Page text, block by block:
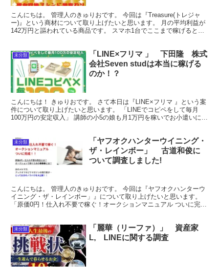
こんにちは。 管理人のきゅりおです。 今回は『Treasure(トレジャ
ー)』という商材について取り上げたいと思います。 月の平均利益が
142万円と謳われている商品です。 スマホ1台でここまで稼げるとす
未分類
「LINE×フリマ 」 下田隆 株式
会社Seven studは本当に稼げる
のか！？
こんにちは！ きゅりおです。 さて本日は『LINE×フリマ 』という案
件について取り上げたいと思います。 「LINEでコピペをして毎月
100万円の安定収入」 講師の小5の娘も月1万円を稼いでお小遣いにし
未分類
「ヤフオクハンターウイニング・
ザ・レインボー」 古道和俊に
ついて調査しました!
こんにちは。 管理人のきゅりおです。 今回は『ヤフオクハンターウ
イニング・ザ・レインボー」』について取り上げたいと思います。
「原価0円！仕入れ不要で稼ぐ！オークションマニュアル ついに完
未分類
「麗華（リーファ）」 資産家
L, LINEに関する調査